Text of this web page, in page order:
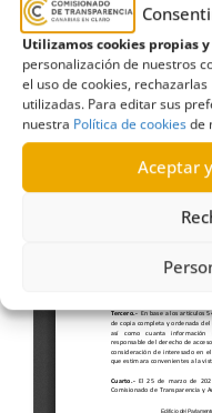
Utilizamos cookies propias
personalización de nuestros
el uso de cookies,
utilizadas. Para editar sus
nuestra Política de cookiesde
Aceptar